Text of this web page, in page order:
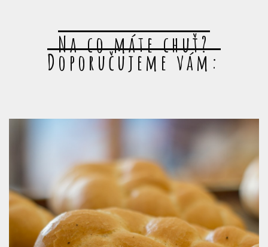
Na co máte chuť?
Doporučujeme vám: